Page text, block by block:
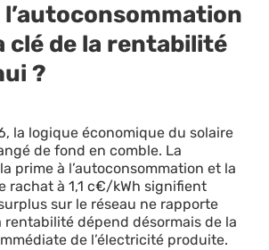
clé de la rentabilité
?
la logique économique du solaire
de fond en comble. La
prime à l’autoconsommation et la
rachat à 1,1 c€/kWh signifient
sur le réseau ne rapporte
rentabilité dépend désormais de la
de l’électricité produite.